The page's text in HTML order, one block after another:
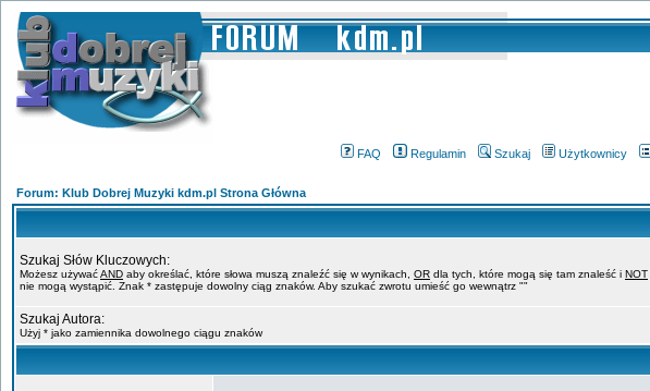
FAQ Regulamin Szukaj Użytkownicy
Forum: Klub Dobrej Muzyki kdm.pl Strona Główna
Szukaj Słów Kluczowych:
Możesz używaćAND aby określać, które słowa muszą znaleźć się w wynikach, OR dla tych, które mogą się tam znaleść i NOT
nie mogą wystąpić. Znak * zastępuje dowolny ciąg znaków. Aby szukać zwrotu umieść go wewnątrz ""
Szukaj Autora:
Użyj * jako zamiennika dowolnego ciągu znaków